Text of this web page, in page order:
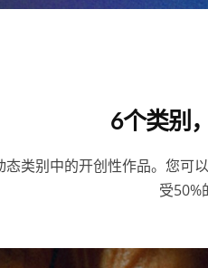
6个类别
态类别中的开创性作品。您可
受50%